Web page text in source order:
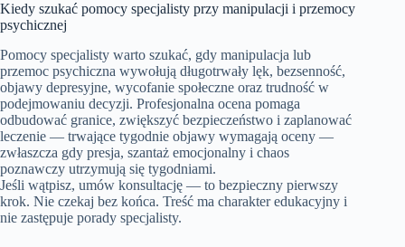
Kiedy szukać pomocy specjalisty przy manipulacji i przemocy
psychicznej
Pomocy specjalisty warto szukać, gdy manipulacja lub
przemoc psychiczna wywołują długotrwały lęk, bezsenność,
objawy depresyjne, wycofanie społeczne oraz trudność w
podejmowaniu decyzji. Profesjonalna ocena pomaga
odbudować granice, zwiększyć bezpieczeństwo i zaplanować
leczenie — trwające tygodnie objawy wymagają oceny —
zwłaszcza gdy presja, szantaż emocjonalny i chaos
poznawczy utrzymują się tygodniami.
Jeśli wątpisz, umów konsultację — to bezpieczny pierwszy
krok. Nie czekaj bez końca. Treść ma charakter edukacyjny i
nie zastępuje porady specjalisty.